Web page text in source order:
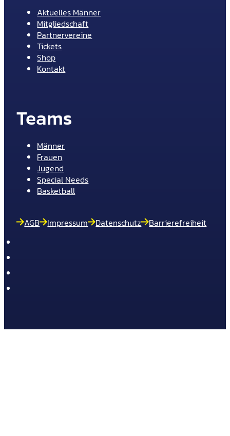
Aktuelles Männer
Mitgliedschaft
Partnervereine
Tickets
Shop
Kontakt
Teams
Männer
Frauen
Jugend
Special Needs
Basketball
AGB Impressum Datenschutz Barrierefreiheit